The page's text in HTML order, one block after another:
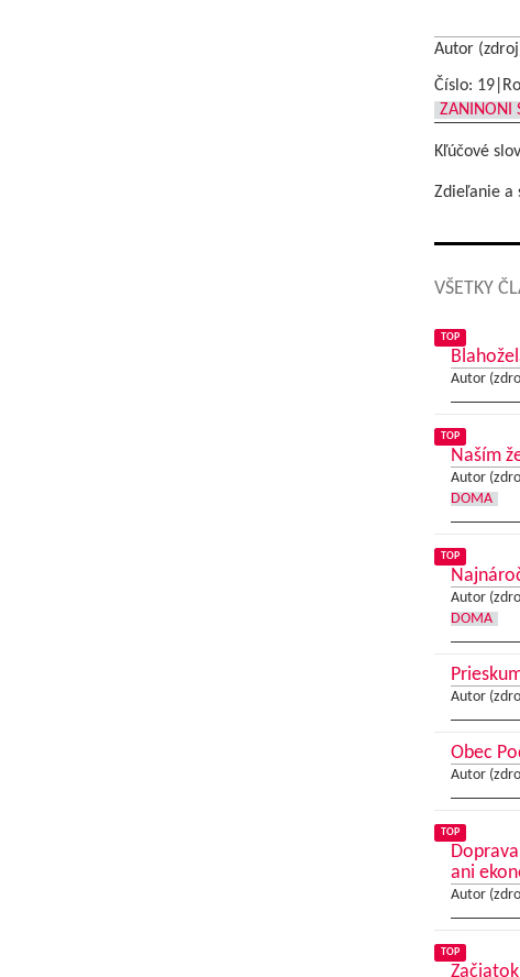
Autor
Číslo:
ZANINONI
Kľúčové
Zdieľanie a
VŠETKY
TOP
Autor
TOP
Naším
Autor
DOMA
TOP
Autor
DOMA
Autor
Obec
Autor
TOP
ani
Autor
TOP